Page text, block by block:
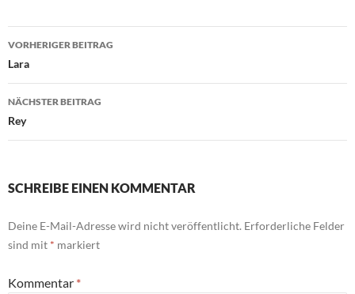
Beitragsnavigation
VORHERIGER BEITRAG
Lara
NÄCHSTER BEITRAG
Rey
SCHREIBE EINEN KOMMENTAR
Deine E-Mail-Adresse wird nicht veröffentlicht. Erforderliche Felder
sind mit * markiert
Kommentar *